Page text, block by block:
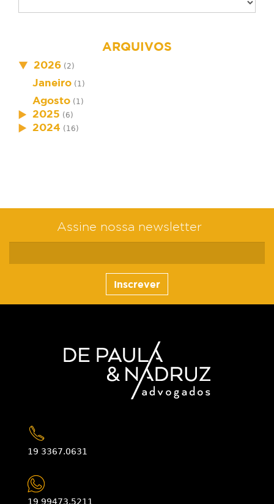
ARQUIVOS
2026 (2)
Janeiro (1)
Agosto (1)
2025 (6)
2024 (16)
Assine nossa newsletter
Inscrever
19 3367.0631
19 99473.5211